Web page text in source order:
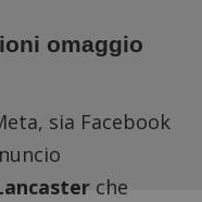
omaggio
sia Facebook
che